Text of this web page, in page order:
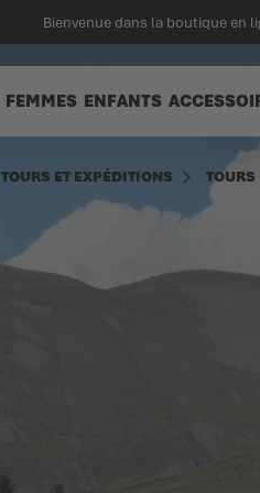
Bienvenue dans la boutique en
FEMMES ENFANTS
TOURS ET EXPÉDITIONS TOURS